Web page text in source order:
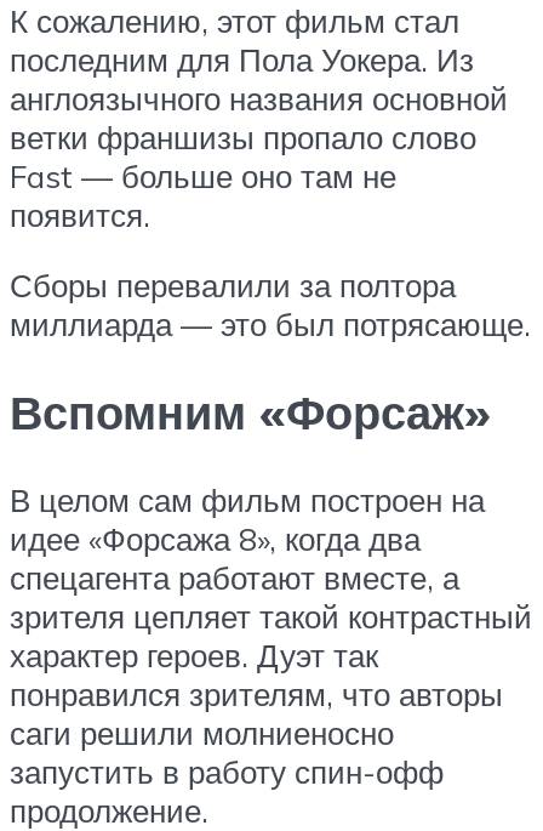
К сожалению, этот фильм стал
последним для Пола Уокера. Из
англоязычного названия основной
ветки франшизы пропало слово
Fast — больше оно там не
появится.
Сборы перевалили за полтора
миллиарда — это был потрясающе.
Вспомним «Форсаж»
В целом сам фильм построен на
идее «Форсажа 8», когда два
спецагента работают вместе, а
зрителя цепляет такой контрастный
характер героев. Дуэт так
понравился зрителям, что авторы
саги решили молниеносно
запустить в работу спин-офф
продолжение.